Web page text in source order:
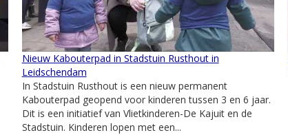
Nieuw Kabouterpad in Stadstuin Rusthout in
Leidschendam
In Stadstuin Rusthout is een nieuw permanent
Kabouterpad geopend voor kinderen tussen 3 en 6 jaar.
Dit is een initiatief van Vlietkinderen-De Kajuit en de
Stadstuin. Kinderen lopen met een...